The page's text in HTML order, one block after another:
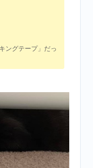
ングテープ」だっ